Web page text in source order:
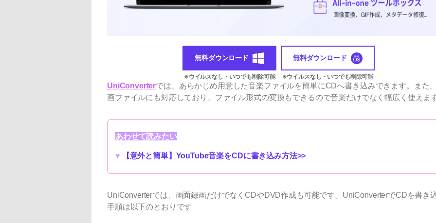
無料ダウンロード 無料ダウンロード
UniConverterでは、あらかじめ用意した音楽ファイルを簡単にCDへ書き込みできます。また
画ファイルにも対応しており、ファイル形式の変換もできるので音楽だけでなく幅広く使えま
あわせて読みたい
♥ 【意外と簡単】YouTube音楽をCDに書き込み方法>>
UniConverterでは、画面録画だけでなくCDやDVD作成も可能です。UniConverterでCDを書き
手順は以下のとおりです